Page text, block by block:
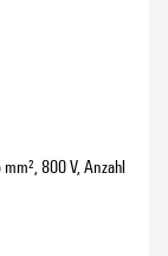
800 V, Anzahl